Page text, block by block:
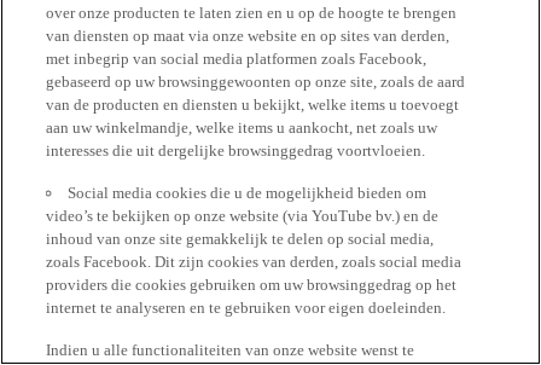
over onze producten te laten zien en u op de hoogte te brengen
van diensten op maat via onze website en op sites van derden,
met inbegrip van social media platformen zoals Facebook,
gebaseerd op uw browsinggewoonten op onze site, zoals de aard
van de producten en diensten u bekijkt, welke items u toevoegt
aan uw winkelmandje, welke items u aankocht, net zoals uw
interesses die uit dergelijke browsinggedrag voortvloeien.
Social media cookies die u de mogelijkheid bieden om
video’s te bekijken op onze website (via YouTube bv.) en de
inhoud van onze site gemakkelijk te delen op social media,
zoals Facebook. Dit zijn cookies van derden, zoals social media
providers die cookies gebruiken om uw browsinggedrag op het
internet te analyseren en te gebruiken voor eigen doeleinden.
Indien u alle functionaliteiten van onze website wenst te